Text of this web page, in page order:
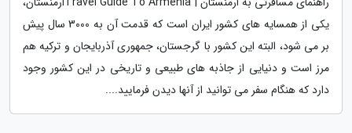
یکی از همسایه های کشور ایران است که قدمت آن به 3000 سال پیش
بر می شود، البته این کشور با گرجستان، جمهوری آذربایجان و ترکیه هم
مرز است و دنیایی از جاذبه های طبیعی و تاریخی در این کشور وجود
دارد که هنگام سفر می توانید از آنها دیدن فرمایید....